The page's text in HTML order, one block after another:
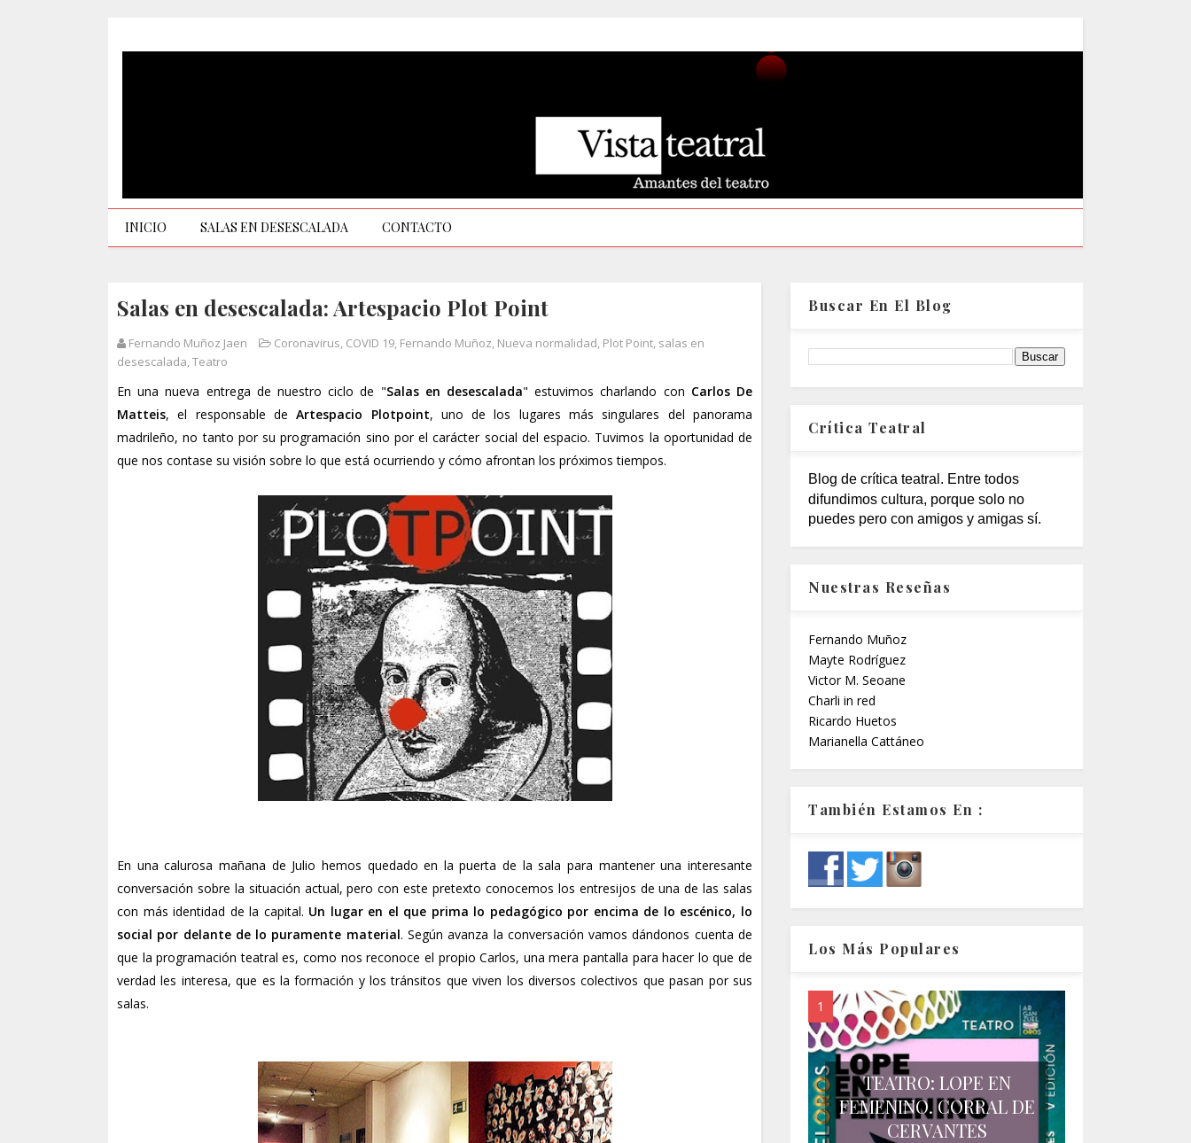
INICIO SALAS EN DESESCALADA CONTACTO
Salas en desescalada: Artespacio Plot Point
Fernando Muñoz Jaen Coronavirus, COVID 19, Fernando Muñoz, Nueva normalidad, Plot Point, salas en
desescalada,Teatro
En una nueva entrega de nuestro ciclo de "Salas en desescalada" estuvimos charlando con Carlos De
Matteis, el responsable deArtespacio Plotpoint, uno de los lugares más singulares del panorama
madrileño, no tanto por su programación sino por el carácter social del espacio. Tuvimos la oportunidad de
que nos contase su visión sobre lo que está ocurriendo y cómo afrontan los próximos tiempos.
En una calurosa mañana de Julio hemos quedado en la puerta de la sala para mantener una interesante
conversación sobre la situación actual, pero con este pretexto conocemos los entresijos de una de las salas
con más identidad de la capital. Un lugar en el que prima lo pedagógico por encima de lo escénico, lo
social por delante de lo puramente material. Según avanza la conversación vamos dándonos cuenta de
que la programación teatral es, como nos reconoce el propio Carlos, una mera pantalla para hacer lo que de
verdad les interesa, que es la formación y los tránsitos que viven los diversos colectivos que pasan por sus
salas.
Buscar En El Blog
Crítica Teatral
Blog de crítica teatral. Entre todos
difundimos cultura, porque solo no
puedes pero con amigos y amigas sí.
Nuestras Reseñas
Fernando Muñoz
Mayte Rodríguez
Victor M. Seoane
Charli in red
Ricardo Huetos
Marianella Cattáneo
También Estamos En :
Los Más Populares
TEATRO: LOPE EN
FEMENINO. CORRAL DE
CERVANTES